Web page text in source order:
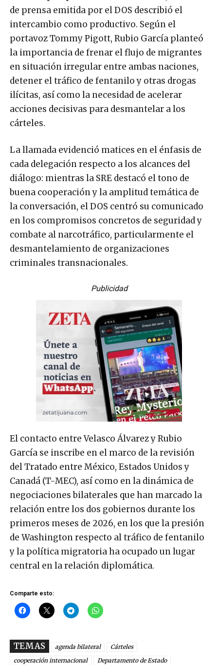
de prensa emitida por el DOS describió el
intercambio como productivo. Según el
portavoz Tommy Pigott, Rubio García planteó
la importancia de frenar el flujo de migrantes
en situación irregular entre ambas naciones,
detener el tráfico de fentanilo y otras drogas
ilícitas, así como la necesidad de acelerar
acciones decisivas para desmantelar a los
cárteles.
La llamada evidenció matices en el énfasis de
cada delegación respecto a los alcances del
diálogo: mientras la SRE destacó el tono de
buena cooperación y la amplitud temática de
la conversación, el DOS centró su comunicado
en los compromisos concretos de seguridad y
combate al narcotráfico, particularmente el
desmantelamiento de organizaciones
criminales transnacionales.
Publicidad
El contacto entre Velasco Álvarez y Rubio
García se inscribe en el marco de la revisión
del Tratado entre México, Estados Unidos y
Canadá (T-MEC), así como en la dinámica de
negociaciones bilaterales que han marcado la
relación entre los dos gobiernos durante los
primeros meses de 2026, en los que la presión
de Washington respecto al tráfico de fentanilo
y la política migratoria ha ocupado un lugar
central en la relación diplomática.
Comparte esto:
TEMAS agenda bilateral
Cárteles
cooperación internacional
Departamento de Estado